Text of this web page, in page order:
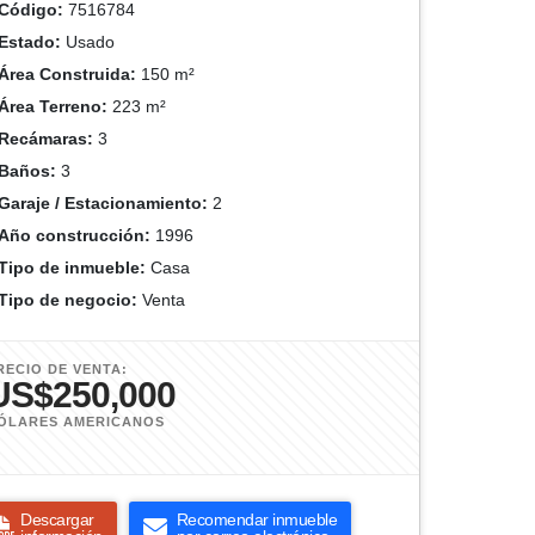
7516784
Usado
Construida: 150 m²
Terreno: 223 m²
3
3
/ Estacionamiento: 2
construcción: 1996
de inmueble: Casa
de negocio: Venta
DE VENTA:
AMERICANOS
Descargar
Recomendar inmueble